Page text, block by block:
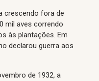
crescendo fora de
mil aves correndo
às plantações. Em
declarou guerra aos
de 1932, a